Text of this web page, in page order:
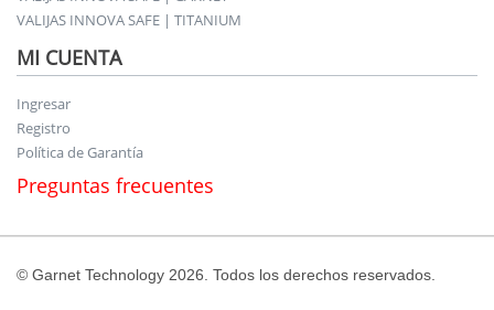
VALIJAS INNOVA SAFE | TITANIUM
MI CUENTA
Ingresar
Registro
Política de Garantía
Preguntas frecuentes
© Garnet Technology 2026. Todos los derechos reservados.